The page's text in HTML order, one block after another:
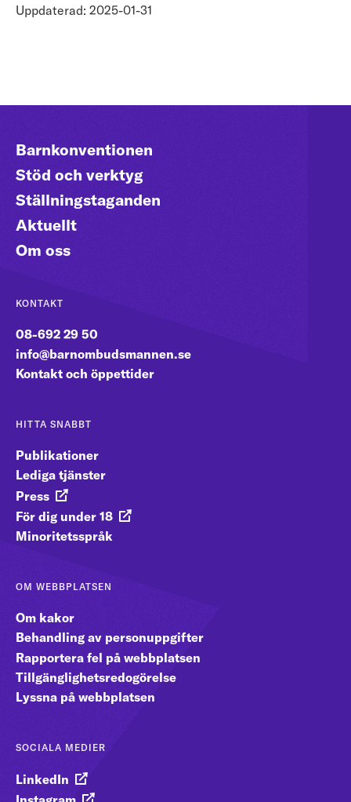
Uppdaterad: 2025-01-31
Barnkonventionen
Stöd och verktyg
Ställningstaganden
Aktuellt
Om oss
KONTAKT
08-692 29 50
info@barnombudsmannen.se
Kontakt och öppettider
HITTA SNABBT
Publikationer
Lediga tjänster
Press
För dig under 18
Minoritetsspråk
OM WEBBPLATSEN
Om kakor
Behandling av personuppgifter
Rapportera fel på webbplatsen
Tillgänglighetsredogörelse
Lyssna på webbplatsen
SOCIALA MEDIER
LinkedIn